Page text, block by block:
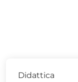
Didattica